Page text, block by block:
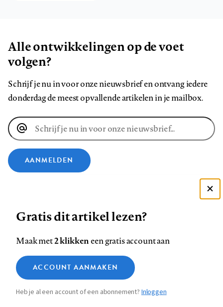
Alle ontwikkelingen op de voet
volgen?
Schrijf je nu in voor onze nieuwsbrief en ontvang iedere
donderdag de meest opvallende artikelen in je mailbox.
E-
mailadres
AANMELDEN
ons
op
Facebook
ons
op
LinkedIn
ons
op
Bluesky
ons
op
Instagram
ons
op
YouTube
ons
Footer
navigation
Contact Colofon Disclaimer Privacy
Medische vragen verdienen
betrouwbare antwoorden
Zie onze cookie policy
Analytische cookies
Marketing cookies
Gratis dit artikel lezen?
Maak met2 klikkeneen gratis account aan
ACCOUNT AANMAKEN
Heb je al een account of een abonnement?Inloggen